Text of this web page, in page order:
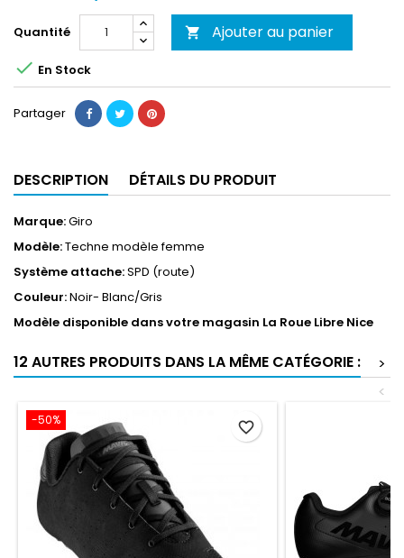
Quantité  Ajouter au panier
 En Stock
Partager
DESCRIPTION DÉTAILS DU PRODUIT
Marque:Giro
Modèle:Techne modèle femme
Système attache:SPD (route)
Couleur:Noir- Blanc/Gris
Modèle disponible dans votre magasin La Roue Libre Nice
12 AUTRES PRODUITS DANS LA MÊME CATÉGORIE :
>
<
-50% favorite_border